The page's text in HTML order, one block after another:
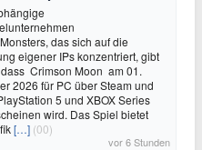
das sich auf die
eigener IPs konzentriert, gibt
Crimson Moon am 01.
2026 für PC über Steam und
5 und XBOX Series
wird. Das Spiel bietet
[…] (00)
vor 6 Stunden